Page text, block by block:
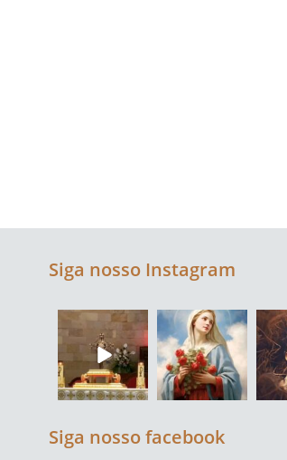
Siga nosso Instagram
Siga nosso facebook